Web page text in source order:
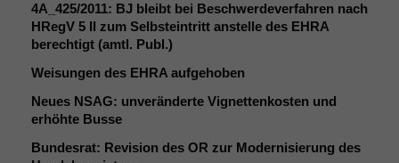
4A_425/2011: BJ bleibt bei Beschwerdeverfahren nach
HRegV 5 II zum Selbsteintritt anstelle des EHRA
berechtigt (amtl. Publ.)
Weisungen des EHRA aufgehoben
Neues NSAG: unveränderte Vignettenkosten und
erhöhte Busse
Bundesrat: Revision des OR zur Modernisierung des